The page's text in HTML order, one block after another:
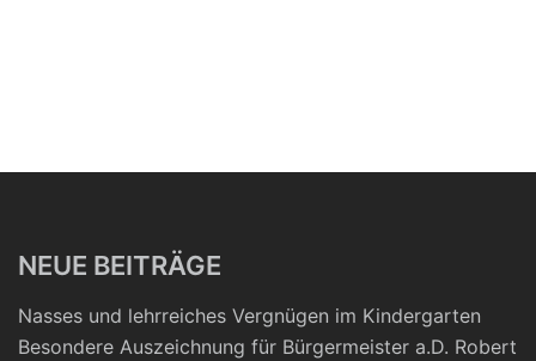
NEUE BEITRÄGE
Nasses und lehrreiches Vergnügen im Kindergarten
Besondere Auszeichnung für Bürgermeister a.D. Robert